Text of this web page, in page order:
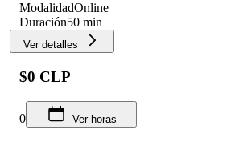
ModalidadOnline
Duración50 min
Ver detalles
$0 CLP
0 Ver horas